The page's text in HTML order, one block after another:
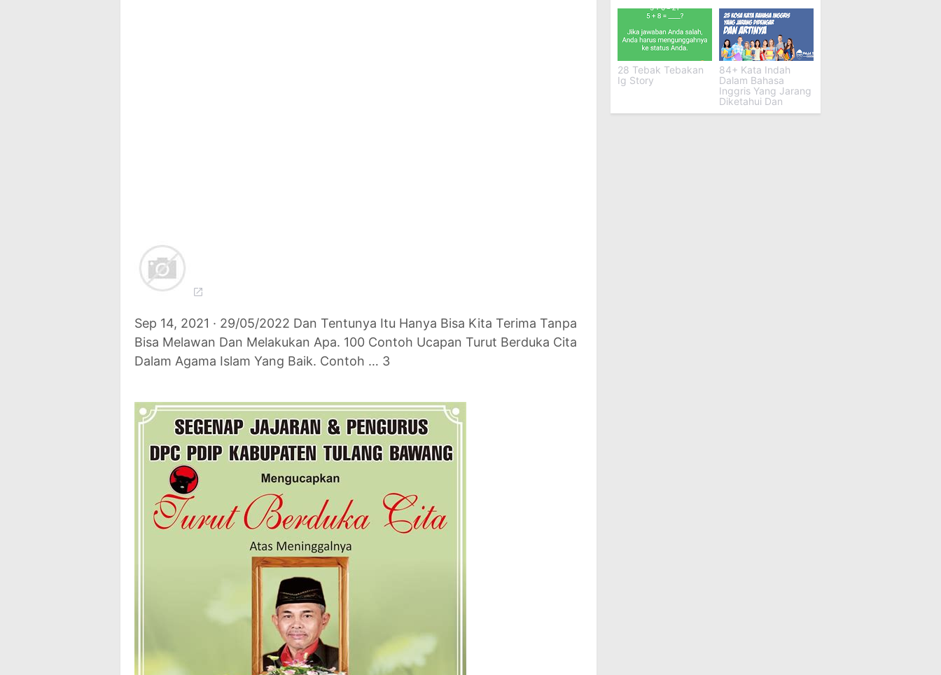
Sep 14, 2021 · 29/05/2022 Dan Tentunya Itu Hanya Bisa Kita Terima Tanpa
Bisa Melawan Dan Melakukan Apa. 100 Contoh Ucapan Turut Berduka Cita
Dalam Agama Islam Yang Baik. Contoh … 3
42 Puisi Untuk
Kakak Yang Sudah
Meninggal
28 Tebak Tebakan
Ig Story
84+ Kata Indah
Dalam Bahasa
Inggris Yang Jarang
Diketahui Dan
Artinya